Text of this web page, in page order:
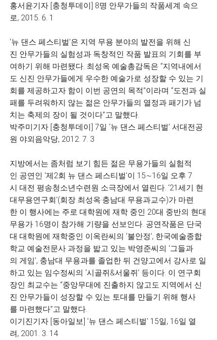
홍서윤기자 [충청투데이] 8명 안무가들의 작품세계 속으
로, 2015. 6. 1
‘뉴 댄스 페스티벌’은 지역 무용 분야의 발전을 위해 신
진 안무가들의 실험성과 독창적인 작품 발표의 기회를 부
여하기 위해 마련됐다. 최성옥 예술총감독은 “지역내에서
도 신진 안무가들에게 우수한 예술가로 성장할 수 있는 기
회를 제공하고자 함이 이번 공연의 목적”이라며 “도전과 실
패를 두려워하지 않는 젊은 안무가들의 열정과 패기가 넘
치는 축제의 장이 될 것이다”고 말했다.
박주미기자 [충청투데이] 7일 ‘뉴 댄스 페스티벌’ 서대전공
원 야외음악당, 2012. 7. 3
지방에서는 좀처럼 보기 힘든 젊은 무용가들의 실험적
인 공연인 ‘제2회 뉴 댄스 페스티벌’이 15∼16일 오후 7
시 대전 평송청소년수련원 소극장에서 열린다. ‘21세기 현
대무용연구회’(회장 최성옥·충남대 무용과교수)가 마련
한 이 행사에는 주로 대학원에 재학 중인 20대 중반의 현대
무용가 16명이 참가해 기량을 선보인다. 공연작품은 단국
대 대학원에 재학중인 이옥란씨의 ‘불안정’, 한국예술종합
학교 예술전문사 과정을 밟고 있는 박영준씨의 ‘그들과
의 게임’, 충남대 무용과를 졸업한 뒤 건양고에서 강사로 일
하고 있는 임수정씨의 ‘시골쥐&서울쥐’ 등이다. 이 연구회
장인 최교수는 “중앙무대에 진출하지 않고도 지역에서 신
진 안무가들이 성장할 수 있는 토대를 만들기 위해 행사
를 마련했다”고 말했다.
이기진기자 [동아일보] '뉴 댄스 페스티벌' 15일, 16일 열
려, 2001. 3. 14